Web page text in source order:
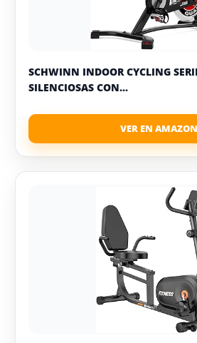
SCHWINN INDOOR CYCLING
SILENCIOSAS CON...